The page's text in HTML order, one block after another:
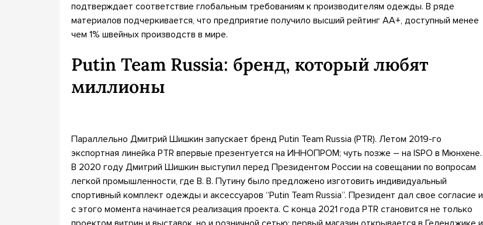
подтверждает соответствие глобальным требованиям к производителям одежды. В ряде
материалов подчеркивается, что предприятие получило высший рейтинг AA+, доступный менее
чем 1% швейных производств в мире.
Putin Team Russia: бренд, который любят
миллионы
Параллельно Дмитрий Шишкин запускает бренд Putin Team Russia (PTR). Летом 2019-го
экспортная линейка PTR впервые презентуется на ИННОПРОМ; чуть позже – на ISPO в Мюнхене.
В 2020 году Дмитрий Шишкин выступил перед Президентом России на совещании по вопросам
легкой промышленности, где В. В. Путину было предложено изготовить индивидуальный
спортивный комплект одежды и аксессуаров “Putin Team Russia”. Президент дал свое согласие и
с этого момента начинается реализация проекта. С конца 2021 года PTR становится не только